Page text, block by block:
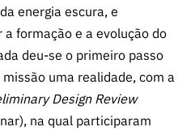
Concursos
Comunicado
s
Serviços e
Parcerias
Consultas
públicas
Manifesta
ções de
energia escura, e
a formação e a evolução do
deu-se o primeiro passo
uma realidade, com a
Design Review
na qual participaram